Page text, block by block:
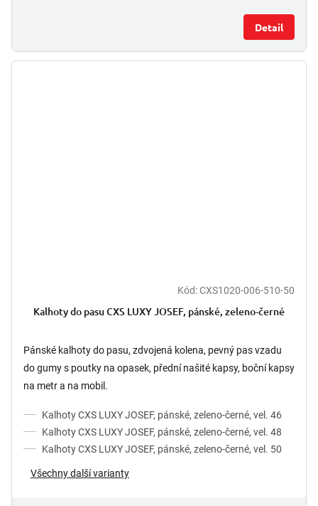
Detail
Kód:CXS1020-006-510-50
Kalhoty do pasu CXS LUXY JOSEF, pánské, zeleno-černé
Pánské kalhoty do pasu, zdvojená kolena, pevný pas vzadu
do gumy s poutky na opasek, přední našité kapsy, boční kapsy
na metr a na mobil.
Kalhoty CXS LUXY JOSEF, pánské, zeleno-černé, vel. 46
Kalhoty CXS LUXY JOSEF, pánské, zeleno-černé, vel. 48
Kalhoty CXS LUXY JOSEF, pánské, zeleno-černé, vel. 50
Všechny další varianty